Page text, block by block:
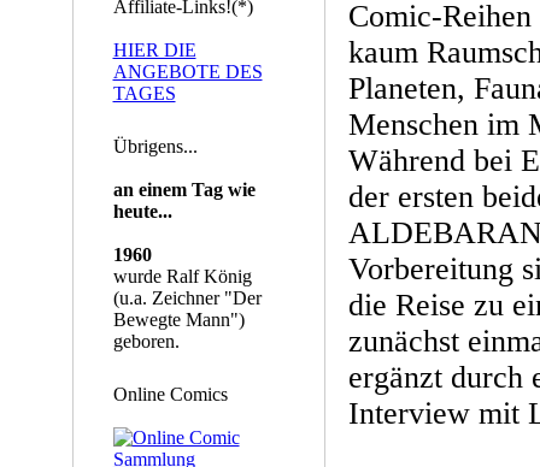
Affiliate-Links!(*)
HIER DIE
ANGEBOTE DES
TAGES
Übrigens...
an einem Tag wie
heute...
1960
wurde Ralf König
(u.a. Zeichner "Der
Bewegte Mann")
geboren.
Online Comics
Comic-
kaum
Planeten,
Menschen im
Während bei
der ersten
Vorbereitung
die Reise zu
zunächst
ergänzt durch
Interview mit